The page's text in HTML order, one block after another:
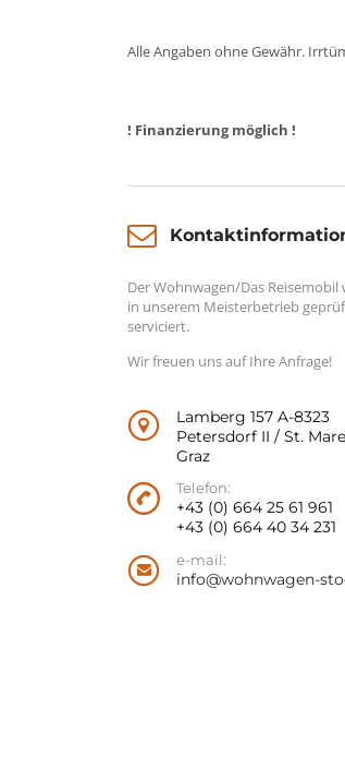
Alle Angaben ohne Gewähr.
! Finanzierung möglich !
Der Wohnwagen/Das Reisemobil
in unserem Meisterbetrieb
serviciert.
Wir freuen uns auf Ihre Anfrage!
Lamberg 157 A-8323
Petersdorf II / St.
Graz
Telefon:
+43 (0) 664 25 61 961
+43 (0) 664 40 34 231
e-mail:
info@wohnwagen-